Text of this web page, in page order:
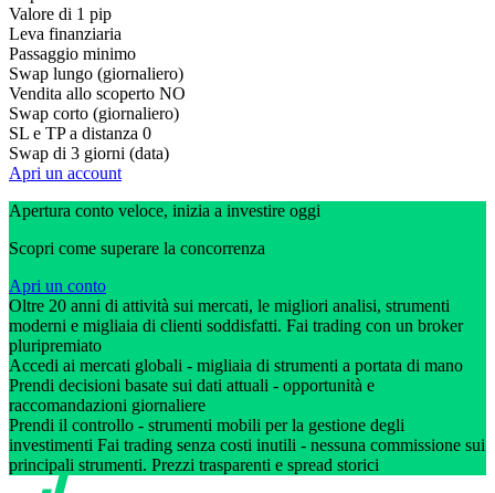
Valore di 1 pip
Leva finanziaria
Passaggio minimo
Swap lungo (giornaliero)
Vendita allo scoperto NO
Swap corto (giornaliero)
SL e TP a distanza 0
Swap di 3 giorni (data)
Apri un account
Apertura conto veloce, inizia a investire oggi
Scopri come superare la concorrenza
Apri un conto
Oltre 20 anni di attività sui mercati, le migliori analisi, strumenti
moderni e migliaia di clienti soddisfatti. Fai trading con un broker
pluripremiato
Accedi ai mercati globali - migliaia di strumenti a portata di mano
Prendi decisioni basate sui dati attuali - opportunità e
raccomandazioni giornaliere
Prendi il controllo - strumenti mobili per la gestione degli
investimenti Fai trading senza costi inutili - nessuna commissione sui
principali strumenti. Prezzi trasparenti e spread storici